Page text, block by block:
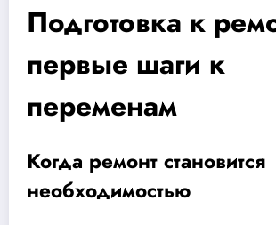
Подготовка к
первые шаги к
переменам
Когда ремонт становится
необходимостью